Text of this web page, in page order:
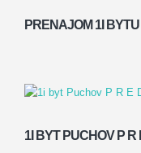
PRENAJOM 1I
1I BYT PUCHOV P R